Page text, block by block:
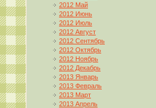
2012 Май
2012 Июнь
2012 Июль
2012 Август
2012 Сентябрь
2012 Октябрь
2012 Ноябрь
2012 Декабрь
2013 Январь
2013 Февраль
2013 Март
2013 Апрель